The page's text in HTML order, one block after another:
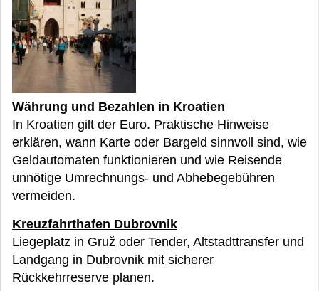
Währung und Bezahlen in Kroatien
In Kroatien gilt der Euro. Praktische Hinweise
erklären, wann Karte oder Bargeld sinnvoll sind, wie
Geldautomaten funktionieren und wie Reisende
unnötige Umrechnungs- und Abhebegebühren
vermeiden.
Kreuzfahrthafen Dubrovnik
Liegeplatz in Gruž oder Tender, Altstadttransfer und
Landgang in Dubrovnik mit sicherer
Rückkehrreserve planen.